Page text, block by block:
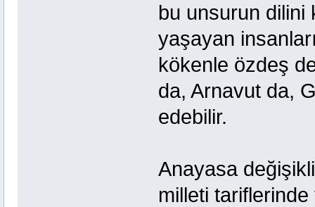
bu unsurun dilini
yaşayan
kökenle özdeş
da, Arnavut da,
edebilir.
Anayasa
milleti tariflerinde